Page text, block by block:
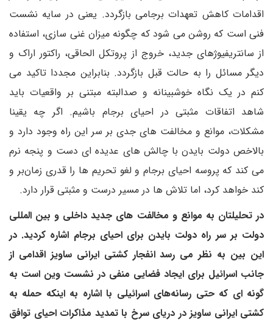
اقدامات کاهش تعهدات برجامی بازگردد. یعنی در سایه نشست
فنی است که روشن می شود که چگونه میزان غنی سازی، استفاده
از سانتریفیوژهای جدید، خروج از پروتکل الحاقی، راکتور اراک و
دیگر مسائل را به حالت قبل بازگردد. بنابراین مجددا تاکید می
کنم در یک نگاه خوشبینانه و صدالبته مبتنی بر واقعیات باید
شاهد اتفاقات مثبتی در احیای برجام باشیم. اگر چه یقینا
مشکلات، موانع و مخالفت های جدی بر سر این راه وجود دارد و
بالاخص دولت بایدن با چالش های عدیده ای دست و پنجه نرم
می کند که پروسه احیای برجام و لغو تحریم ها را قدری زمان‌بر و
کند خواهد کرد، اما تلاش ها در مسیر درست و مثبتی قرار دارد.
در تحلیلتان به موانع و مخالفت های جدید داخلی و بین المللی
دولت بر سر راه دولت بایدن برای احیای برجام اشاره کردید. در
این بین به نظر می رسد انفجار کشتی ایرانی ساویز اقدامی از
جانب اسرائیل برای ایجاد فضایی منفی در نشست وین است به
گونه ای که حتی رسانه‌های اسرائیلی با اشاره به اینکه حمله به
کشتی ایرانی ساویز در دریای سرخ با تمدید مذاکرات احیای توافق